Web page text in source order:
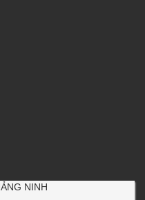
NINH